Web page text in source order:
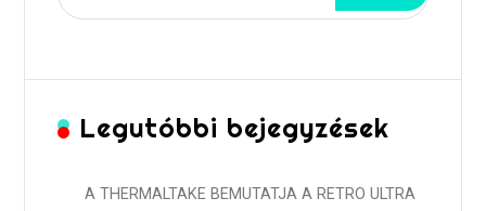
Legutóbbi bejegyzések
A THERMALTAKE BEMUTATJA A RETRO ULTRA